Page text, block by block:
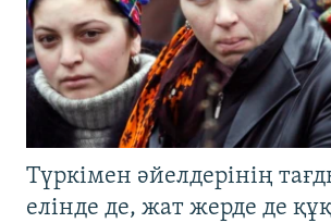
Түркімен әйелдерінің
елінде де, жат жерде де